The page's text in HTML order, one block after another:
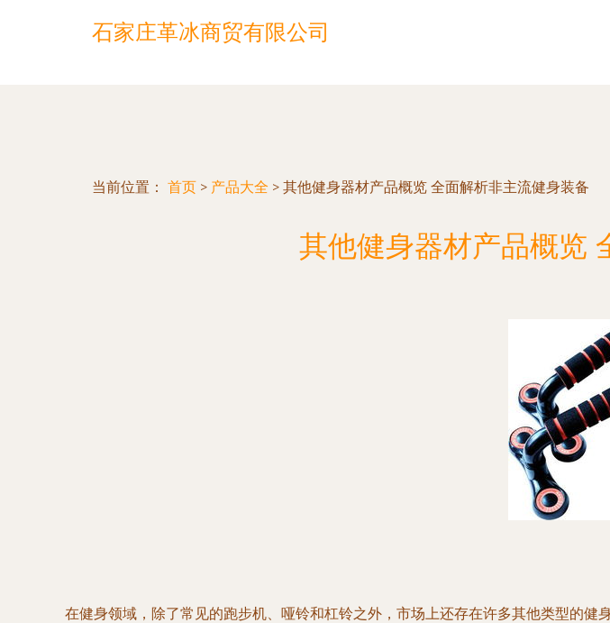
石家庄革冰商贸有限公司
当前位置： 首页 > 产品大全 > 其他健身器材产品概览 全面解析非主流健身装备
其他健身器材产品概览
在健身领域，除了常见的跑步机、哑铃和杠铃之外，市场上还存在许多其他类型的